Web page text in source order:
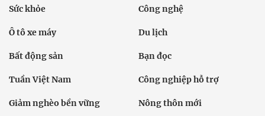
Sức khỏe Công nghệ
Ô tô xe máy Du lịch
Bất động sản Bạn đọc
Tuần Việt Nam Công nghiệp hỗ trợ
Giảm nghèo bền vững Nông thôn mới